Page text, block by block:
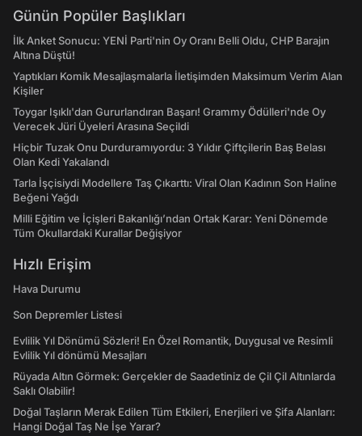
Günün Popüler Başlıkları
İlk Anket Sonucu: YENİ Parti'nin Oy Oranı Belli Oldu, CHP Barajın
Altına Düştü!
Yaptıkları Komik Mesajlaşmalarla İletişimden Maksimum Verim Alan
Kişiler
Toygar Işıklı'dan Gururlandıran Başarı! Grammy Ödülleri'nde Oy
Verecek Jüri Üyeleri Arasına Seçildi
Hiçbir Tuzak Onu Durduramıyordu: 3 Yıldır Çiftçilerin Baş Belası
Olan Kedi Yakalandı
Tarla İşçisiydi Modellere Taş Çıkarttı: Viral Olan Kadının Son Haline
Beğeni Yağdı
Milli Eğitim ve İçişleri Bakanlığı’ndan Ortak Karar: Yeni Dönemde
Tüm Okullardaki Kurallar Değişiyor
Hızlı Erişim
Hava Durumu
Son Depremler Listesi
Evlilik Yıl Dönümü Sözleri! En Özel Romantik, Duygusal ve Resimli
Evlilik Yıl dönümü Mesajları
Rüyada Altın Görmek: Gerçekler de Saadetiniz de Çil Çil Altınlarda
Saklı Olabilir!
Doğal Taşların Merak Edilen Tüm Etkileri, Enerjileri ve Şifa Alanları:
Hangi Doğal Taş Ne İşe Yarar?